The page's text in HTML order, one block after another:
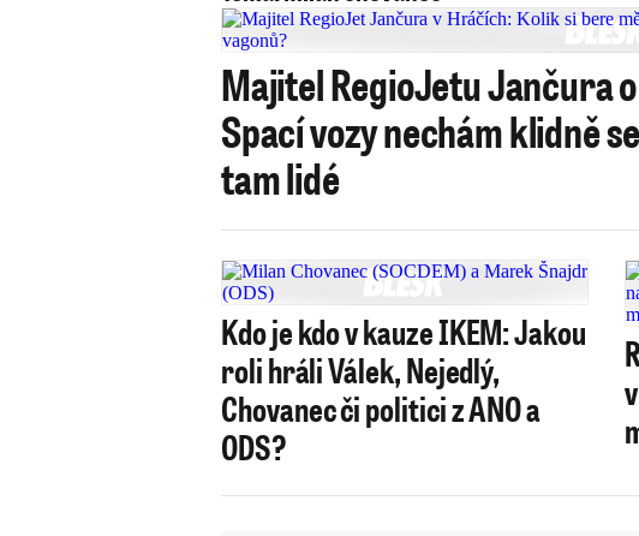
Majitel RegioJetu Jančura
Spací vozy nechám klidně
tam lidé
Kdo je kdo v kauze IKEM: Jakou
roli hráli Válek, Nejedlý,
Chovanec či politici z ANO a
ODS?